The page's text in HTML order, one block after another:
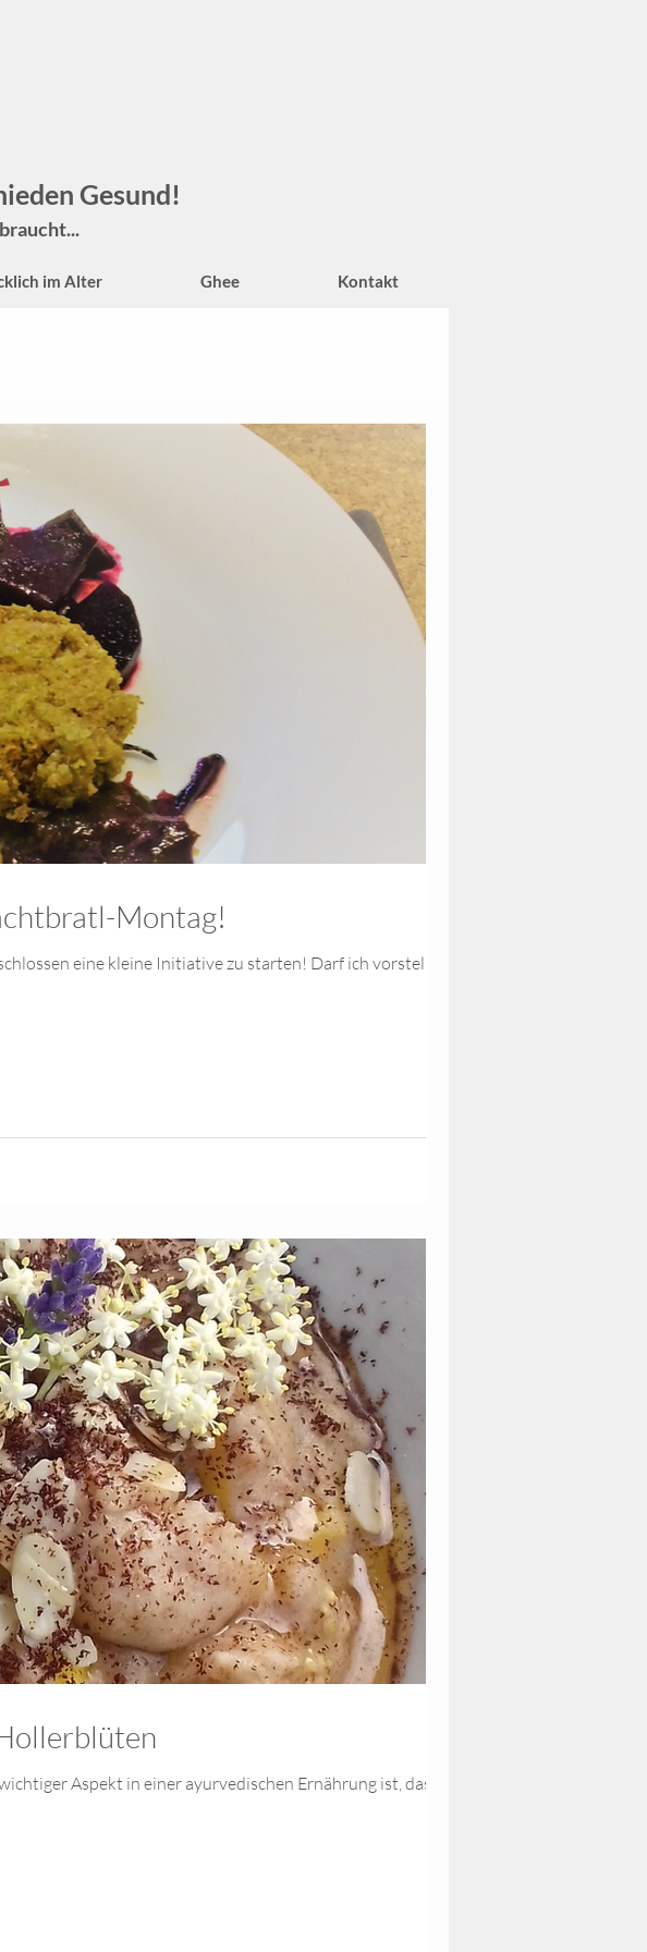
Gesund!
im Alter Ghee Kontakt
Montag!
eine kleine Initiative zu starten! Darf ich vorstellen:...
Aspekt in einer ayurvedischen Ernährung ist, dass die...